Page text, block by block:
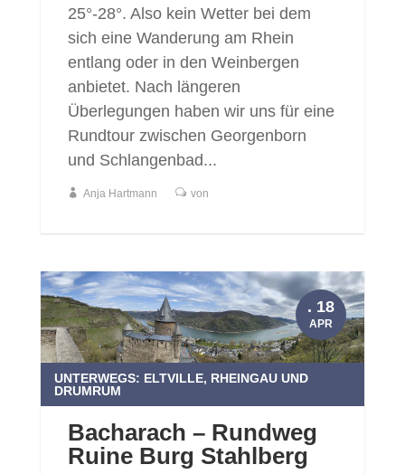
25°-28°. Also kein Wetter bei dem
sich eine Wanderung am Rhein
entlang oder in den Weinbergen
anbietet. Nach längeren
Überlegungen haben wir uns für eine
Rundtour zwischen Georgenborn
und Schlangenbad...
Anja Hartmann von
Bacharach – Rundweg
Ruine Burg Stahlberg
UNTERWEGS: ELTVILLE, RHEINGAU UND
DRUMRUM
. 18
APR